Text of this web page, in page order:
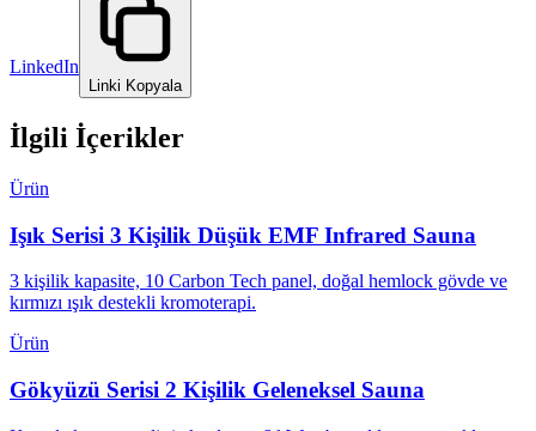
LinkedIn
Linki Kopyala
İlgili İçerikler
Ürün
Işık Serisi 3 Kişilik Düşük EMF Infrared Sauna
3 kişilik kapasite, 10 Carbon Tech panel, doğal hemlock gövde ve
kırmızı ışık destekli kromoterapi.
Ürün
Gökyüzü Serisi 2 Kişilik Geleneksel Sauna